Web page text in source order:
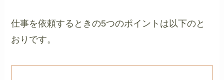
仕事を依頼するときの5つのポイントは以下のと
おりです。